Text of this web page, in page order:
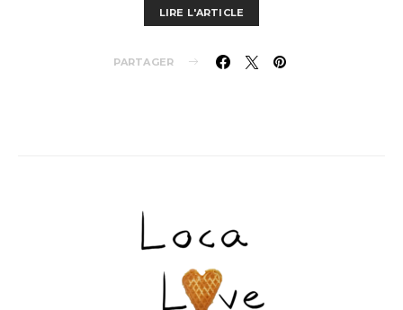
LIRE L'ARTICLE
PARTAGER